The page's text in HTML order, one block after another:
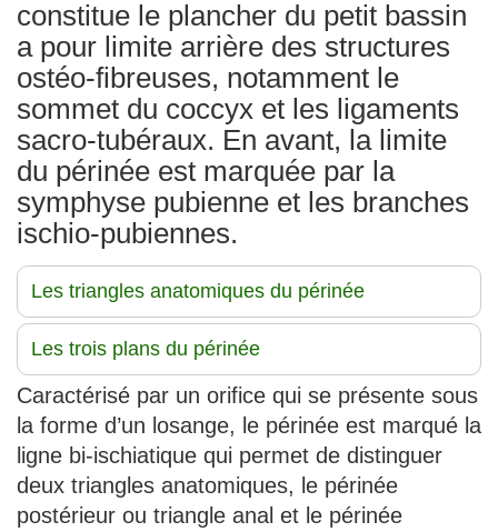
constitue le plancher du petit bassin
a pour limite arrière des structures
ostéo-fibreuses, notamment le
sommet du coccyx et les ligaments
sacro-tubéraux. En avant, la limite
du périnée est marquée par la
symphyse pubienne et les branches
ischio-pubiennes.
Les triangles anatomiques du périnée
Les trois plans du périnée
Caractérisé par un orifice qui se présente sous
la forme d’un losange, le périnée est marqué la
ligne bi-ischiatique qui permet de distinguer
deux triangles anatomiques, le périnée
postérieur ou triangle anal et le périnée